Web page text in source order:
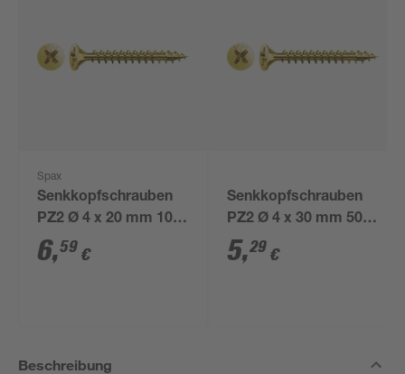
Spax
Senkkopfschrauben
PZ2 Ø 4 x 20 mm 100
Stück
6,59 €
Senkkopfschrauben
PZ2 Ø 4 x 30 mm 50
Stück
5,29 €
Beschreibung